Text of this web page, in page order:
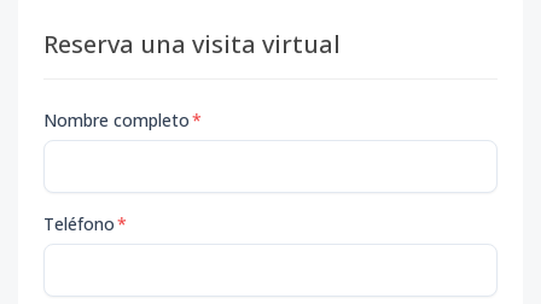
Reserva una visita virtual
Nombre completo*
Teléfono*